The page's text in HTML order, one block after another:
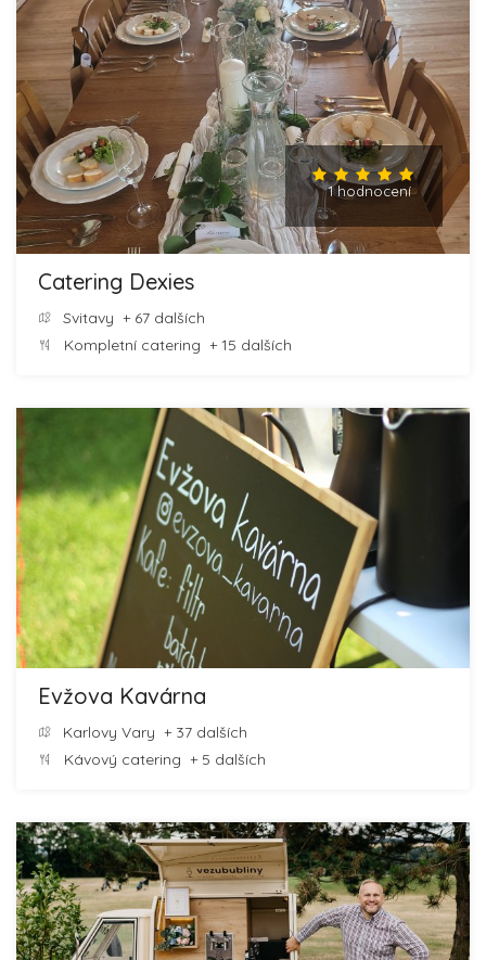
1 hodnocení
Catering Dexies
Svitavy + 67 dalších
Kompletní catering + 15 dalších
Evžova Kavárna
Karlovy Vary + 37 dalších
Kávový catering + 5 dalších